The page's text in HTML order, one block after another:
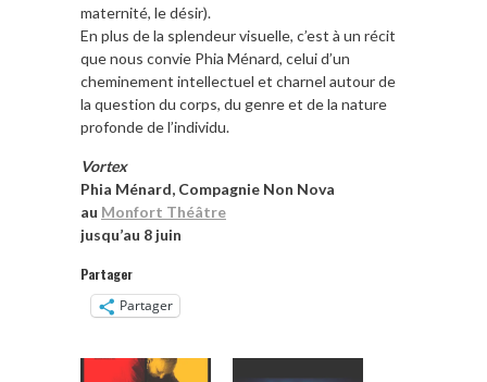
maternité, le désir).
En plus de la splendeur visuelle, c’est à un récit
que nous convie Phia Ménard, celui d’un
cheminement intellectuel et charnel autour de
la question du corps, du genre et de la nature
profonde de l’individu.
Vortex
Phia Ménard, Compagnie Non Nova
au Monfort Théâtre
jusqu’au 8 juin
Partager
Partager